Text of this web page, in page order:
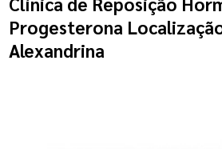
Progesterona
Alexandrina